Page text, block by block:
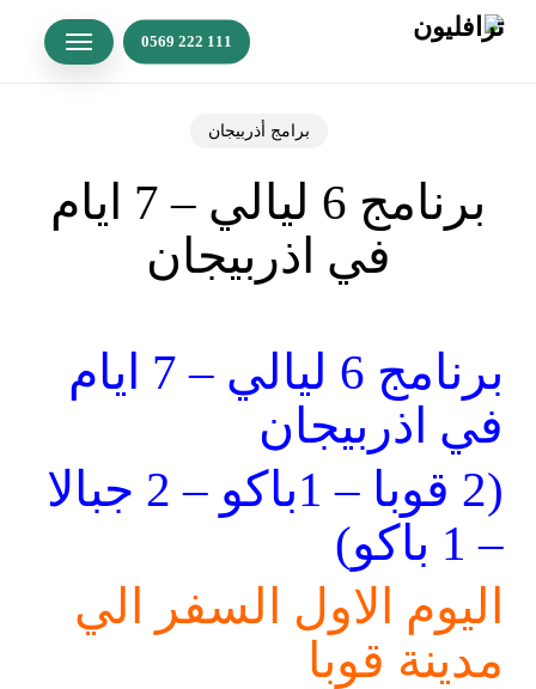
برامج أذربيجان
برنامج 6 ليالي – 7 ايام
في اذربيجان
برنامج 6 ليالي – 7 ايام
في اذربيجان
(2 قوبا – 1باكو – 2 جبالا
– 1 باكو)
اليوم الاول السفر الي
مدينة قوبا